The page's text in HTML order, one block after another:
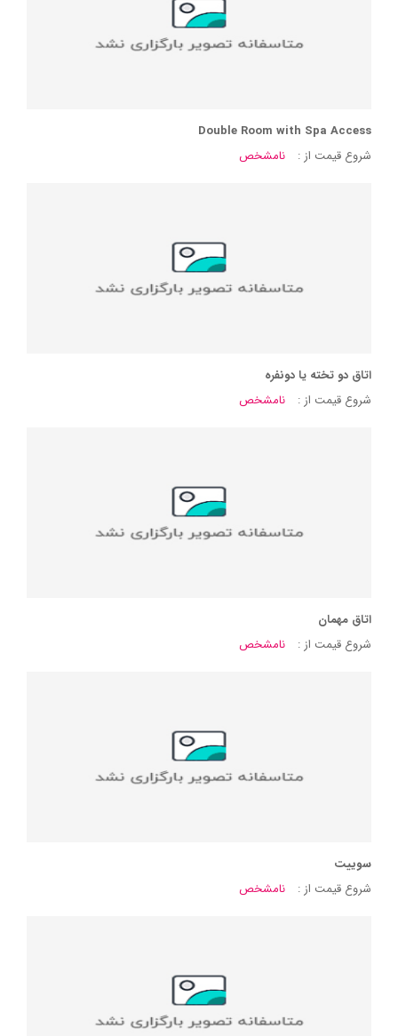
Double Room with Spa Access
شروع قیمت از :
نامشخص
اتاق دو تخته یا دونفره
شروع قیمت از :
نامشخص
اتاق مهمان
شروع قیمت از :
نامشخص
سوییت
شروع قیمت از :
نامشخص